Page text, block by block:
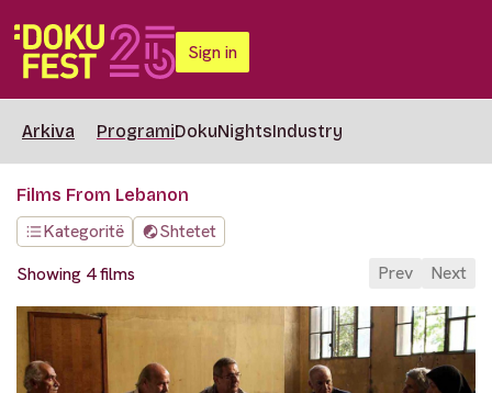
Sign in
Arkiva ProgramiDokuNightsIndustry
Films From Lebanon
Kategoritë
Shtetet
Showing 4 films
Prev Next